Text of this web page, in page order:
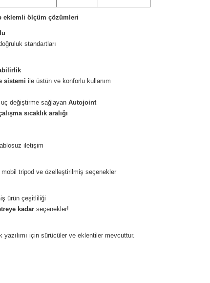
eklemli ölçüm çözümleri
standartları
sistemi ile üstün ve konforlu kullanım
uç değiştirme sağlayan Autojoint
sıcaklık aralığı
iletişim
tripod ve özelleştirilmiş seçenekler
ürün çeşitliliği
kadar seçenekler!
için sürücüler ve eklentiler mevcuttur.